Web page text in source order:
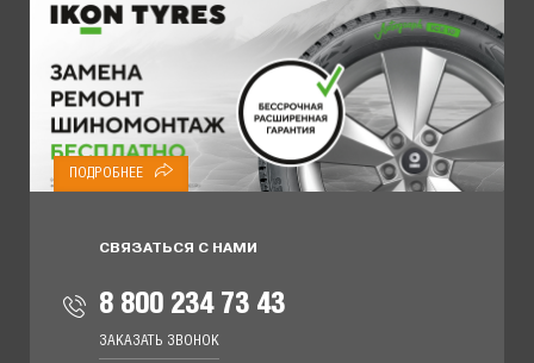
ПОДРОБНЕЕ
СВЯЗАТЬСЯ С НАМИ
8 800 234 73 43
ЗАКАЗАТЬ ЗВОНОК